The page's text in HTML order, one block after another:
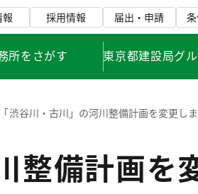
採用情報 届出・申請
所をさがす 東京都建設局グ
「渋谷川・古川」の河川整備計画を変更し
整備計画を